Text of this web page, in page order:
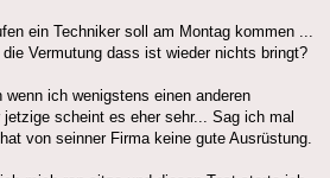
ein Techniker soll am Montag kommen ...
Vermutung dass ist wieder nichts bringt?
ich wenigstens einen anderen
scheint es eher sehr... Sag ich mal
von seinner Firma keine gute Ausrüstung.